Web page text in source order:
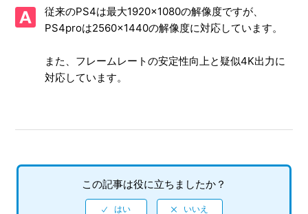
【PS4/ソニックオリジンズ・プラス】シェア機能に対応し
【PS4/ソニックオリジンズ・プラス】エンディング後（ク
【PS4/ソニックオリジンズ・プラス】PS4とPS5ではトロフ
ィーは共有ですか、それとも別々になりますか
従来のPS4は最大1920×1080の解像度ですが、
PS4proは2560×1440の解像度に対応しています。
また、フレームレートの安定性向上と疑似4K出力に
対応しています。
この記事は役に立ちましたか？